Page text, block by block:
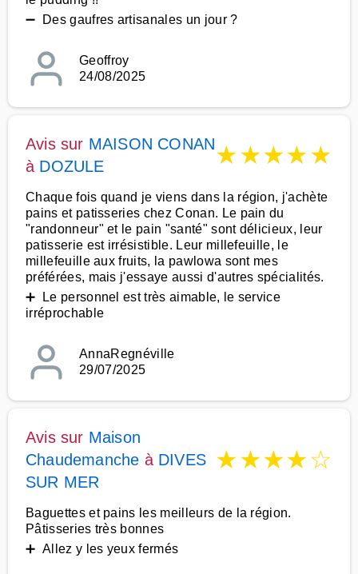
➖ Des gaufres artisanales un jour ?
Geoffroy
24/08/2025
Avis sur MAISON CONAN
à DOZULE ★★★★★
Chaque fois quand je viens dans la région, j'achète
pains et patisseries chez Conan. Le pain du
"randonneur" et le pain "santé" sont délicieux, leur
patisserie est irrésistible. Leur millefeuille, le
millefeuille aux fruits, la pawlowa sont mes
préférées, mais j'essaye aussi d'autres spécialités.
➕ Le personnel est très aimable, le service
irréprochable
AnnaRegnéville
29/07/2025
Avis sur Maison
Chaudemanche à DIVES
SUR MER
★★★★☆
Baguettes et pains les meilleurs de la région.
Pâtisseries très bonnes
➕ Allez y les yeux fermés